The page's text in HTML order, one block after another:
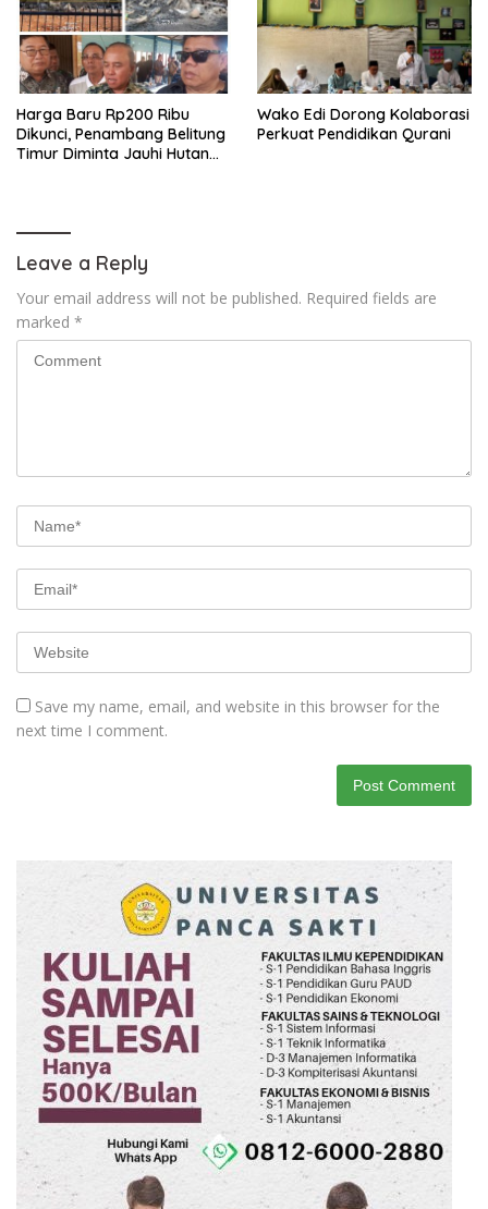
Harga Baru Rp200 Ribu
Dikunci, Penambang Belitung
Timur Diminta Jauhi Hutan
Wako Edi Dorong Kolaborasi
Perkuat Pendidikan Qurani
Leave a Reply
Your email address will not be published. Required fields are
marked *
Save my name, email, and website in this browser for the
next time I comment.